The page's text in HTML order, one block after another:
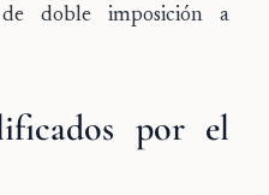
doble imposición a
por el